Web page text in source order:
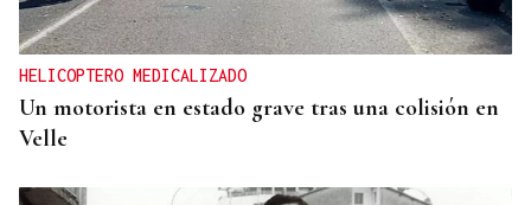
HELICOPTERO MEDICALIZADO
Un motorista en estado grave tras una colisión en
Velle